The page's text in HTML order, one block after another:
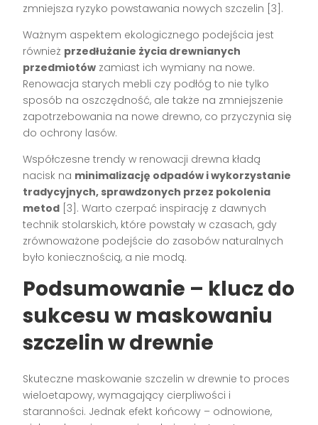
zmniejsza ryzyko powstawania nowych szczelin [3].
Ważnym aspektem ekologicznego podejścia jest
również przedłużanie życia drewnianych
przedmiotów zamiast ich wymiany na nowe.
Renowacja starych mebli czy podłóg to nie tylko
sposób na oszczędność, ale także na zmniejszenie
zapotrzebowania na nowe drewno, co przyczynia się
do ochrony lasów.
Współczesne trendy w renowacji drewna kładą
nacisk na minimalizację odpadów i wykorzystanie
tradycyjnych, sprawdzonych przez pokolenia
metod [3]. Warto czerpać inspirację z dawnych
technik stolarskich, które powstały w czasach, gdy
zrównoważone podejście do zasobów naturalnych
było koniecznością, a nie modą.
Podsumowanie – klucz do
sukcesu w maskowaniu
szczelin w drewnie
Skuteczne maskowanie szczelin w drewnie to proces
wieloetapowy, wymagający cierpliwości i
staranności. Jednak efekt końcowy – odnowione,